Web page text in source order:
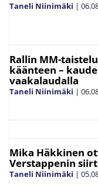
Taneli Niinimäki |
Rallin MM-
käänteen –
vaakalaudalla
Taneli Niinimäki |
Mika Häkkinen
Verstappenin
Taneli Niinimäki |